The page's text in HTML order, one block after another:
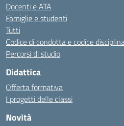
Docenti e ATA
Famiglie e studenti
Tutti
Codice di condotta e codice
Percorsi di studio
Didattica
Offerta formativa
I progetti delle classi
Novità